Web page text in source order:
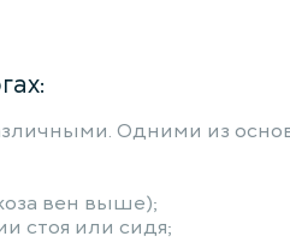
Одними из
вен выше);
стоя или сидя;